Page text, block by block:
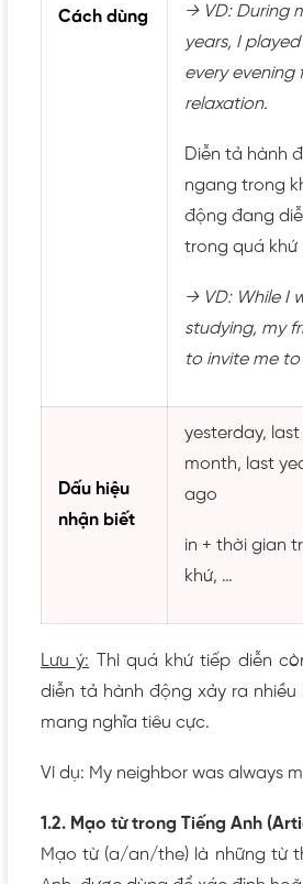
Cách dùng
→ VD: During
years, I
every evening
relaxation.
Diễn tả hành
ngang trong
động đang
trong quá khứ
→ VD: While I
studying, my
to invite me
Dấu hiệu
nhận biết
yesterday,
month, last
ago
in + thời gian
khứ, …
Lưu ý: Thì quá khứ tiếp diễn
diễn tả hành động xảy ra
mang nghĩa tiêu cực.
Ví dụ: My neighbor was always
1.2. Mạo từ trong Tiếng Anh
Mạo từ (a/an/the) là những từ